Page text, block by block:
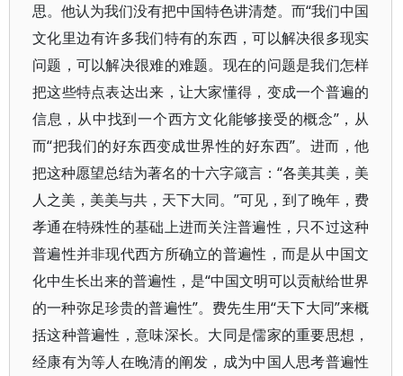
思。他认为我们没有把中国特色讲清楚。而“我们中国
文化里边有许多我们特有的东西，可以解决很多现实
问题，可以解决很难的难题。现在的问题是我们怎样
把这些特点表达出来，让大家懂得，变成一个普遍的
信息，从中找到一个西方文化能够接受的概念”，从
而“把我们的好东西变成世界性的好东西”。进而，他
把这种愿望总结为著名的十六字箴言：“各美其美，美
人之美，美美与共，天下大同。”可见，到了晚年，费
孝通在特殊性的基础上进而关注普遍性，只不过这种
普遍性并非现代西方所确立的普遍性，而是从中国文
化中生长出来的普遍性，是“中国文明可以贡献给世界
的一种弥足珍贵的普遍性”。费先生用“天下大同”来概
括这种普遍性，意味深长。大同是儒家的重要思想，
经康有为等人在晚清的阐发，成为中国人思考普遍性